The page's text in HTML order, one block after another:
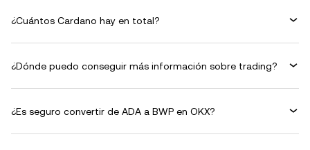
¿Cuántos Cardano hay en total?
¿Dónde puedo conseguir más información sobre trading?
¿Es seguro convertir de ADA a BWP en OKX?